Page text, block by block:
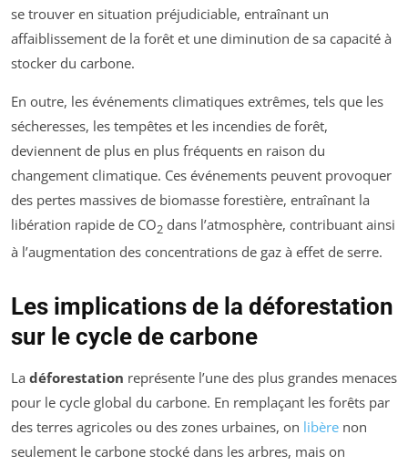
se trouver en situation préjudiciable, entraînant un
affaiblissement de la forêt et une diminution de sa capacité à
stocker du carbone.
En outre, les événements climatiques extrêmes, tels que les
sécheresses, les tempêtes et les incendies de forêt,
deviennent de plus en plus fréquents en raison du
changement climatique. Ces événements peuvent provoquer
des pertes massives de biomasse forestière, entraînant la
libération rapide de CO2 dans l’atmosphère, contribuant ainsi
à l’augmentation des concentrations de gaz à effet de serre.
Les implications de la déforestation
sur le cycle de carbone
La déforestation représente l’une des plus grandes menaces
pour le cycle global du carbone. En remplaçant les forêts par
des terres agricoles ou des zones urbaines, on libère non
seulement le carbone stocké dans les arbres, mais on